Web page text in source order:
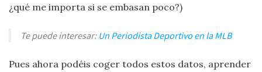
¿qué me importa si se embasan poco?)
Te puede interesar: Un Periodista Deportivo en la MLB
Pues ahora podéis coger todos estos datos, aprender